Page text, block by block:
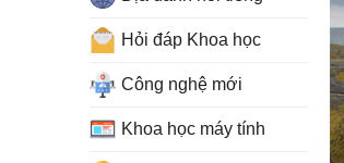
Hỏi đáp Khoa học
Công nghệ mới
Khoa học máy tính